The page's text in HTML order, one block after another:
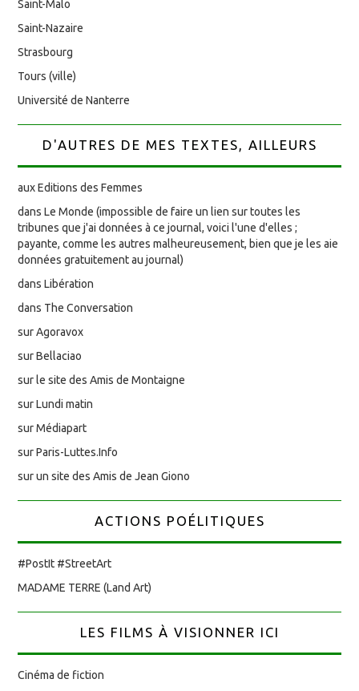
Saint-Malo
Saint-Nazaire
Strasbourg
Tours (ville)
Université de Nanterre
D'AUTRES DE MES TEXTES, AILLEURS
aux Editions des Femmes
dans Le Monde (impossible de faire un lien sur toutes les
tribunes que j'ai données à ce journal, voici l'une d'elles ;
payante, comme les autres malheureusement, bien que je les aie
données gratuitement au journal)
dans Libération
dans The Conversation
sur Agoravox
sur Bellaciao
sur le site des Amis de Montaigne
sur Lundi matin
sur Médiapart
sur Paris-Luttes.Info
sur un site des Amis de Jean Giono
ACTIONS POÉLITIQUES
#PostIt #StreetArt
MADAME TERRE (Land Art)
LES FILMS À VISIONNER ICI
Cinéma de fiction